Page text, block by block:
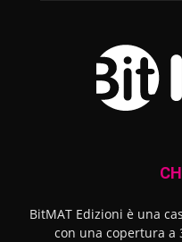
BitMAT Edizioni è una
con una copertura a